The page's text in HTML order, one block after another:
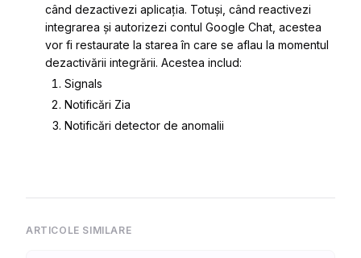
când dezactivezi aplicația. Totuși, când reactivezi
integrarea și autorizezi contul Google Chat, acestea
vor fi restaurate la starea în care se aflau la momentul
dezactivării integrării. Acestea includ:
Signals
Notificări Zia
Notificări detector de anomalii
ARTICOLE SIMILARE